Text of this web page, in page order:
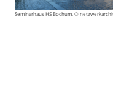
Seminarhaus HS Bochum, ©